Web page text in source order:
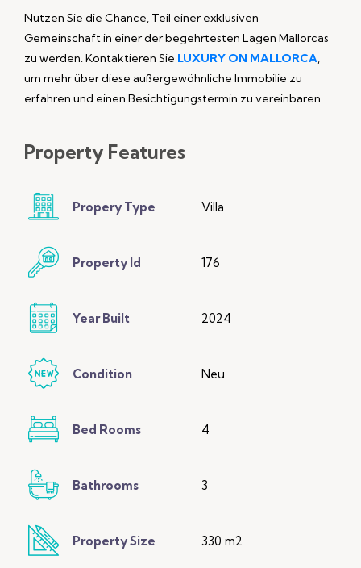
Nutzen Sie die Chance, Teil einer exklusiven
Gemeinschaft in einer der begehrtesten Lagen Mallorcas
zu werden. Kontaktieren Sie LUXURY ON MALLORCA,
um mehr über diese außergewöhnliche Immobilie zu
erfahren und einen Besichtigungstermin zu vereinbaren.
Property Features
Propery Type Villa
Property Id 176
Year Built 2024
Condition Neu
Bed Rooms 4
Bathrooms 3
Property Size 330 m2